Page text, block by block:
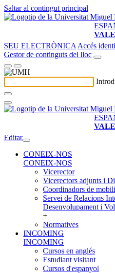
Saltar al contingut principal
SEU ELECTRÒNICA Accés
Gestor de continguts del lloc
Editar
CONEIX-NOS
CONEIX-NOS
Vicerector
Vicerectors adjunts i
Coordinadors de
Servei de Relacions
Desenvolupament i
+
Normatives
INCOMING
INCOMING
Cursos en anglés
Estudiant visitant
Cursos d'espanyol